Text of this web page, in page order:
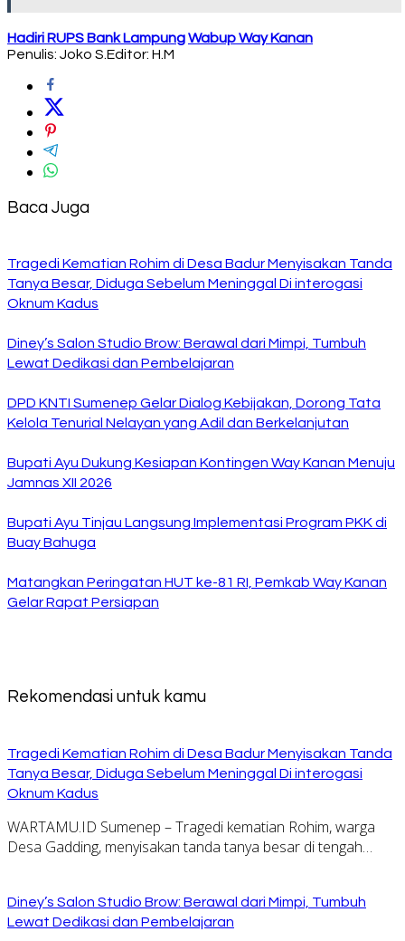
Hadiri RUPS Bank LampungWabup Way Kanan
Penulis: Joko S. Editor: H.M
Baca Juga
Tragedi Kematian Rohim di Desa Badur Menyisakan Tanda
Tanya Besar, Diduga Sebelum Meninggal Di interogasi
Oknum Kadus
Diney’s Salon Studio Brow: Berawal dari Mimpi, Tumbuh
Lewat Dedikasi dan Pembelajaran
DPD KNTI Sumenep Gelar Dialog Kebijakan, Dorong Tata
Kelola Tenurial Nelayan yang Adil dan Berkelanjutan
Bupati Ayu Dukung Kesiapan Kontingen Way Kanan Menuju
Jamnas XII 2026
Bupati Ayu Tinjau Langsung Implementasi Program PKK di
Buay Bahuga
Matangkan Peringatan HUT ke-81 RI, Pemkab Way Kanan
Gelar Rapat Persiapan
Rekomendasi untuk kamu
Tragedi Kematian Rohim di Desa Badur Menyisakan Tanda
Tanya Besar, Diduga Sebelum Meninggal Di interogasi
Oknum Kadus
WARTAMU.ID Sumenep – Tragedi kematian Rohim, warga
Desa Gadding, menyisakan tanda tanya besar di tengah…
Diney’s Salon Studio Brow: Berawal dari Mimpi, Tumbuh
Lewat Dedikasi dan Pembelajaran